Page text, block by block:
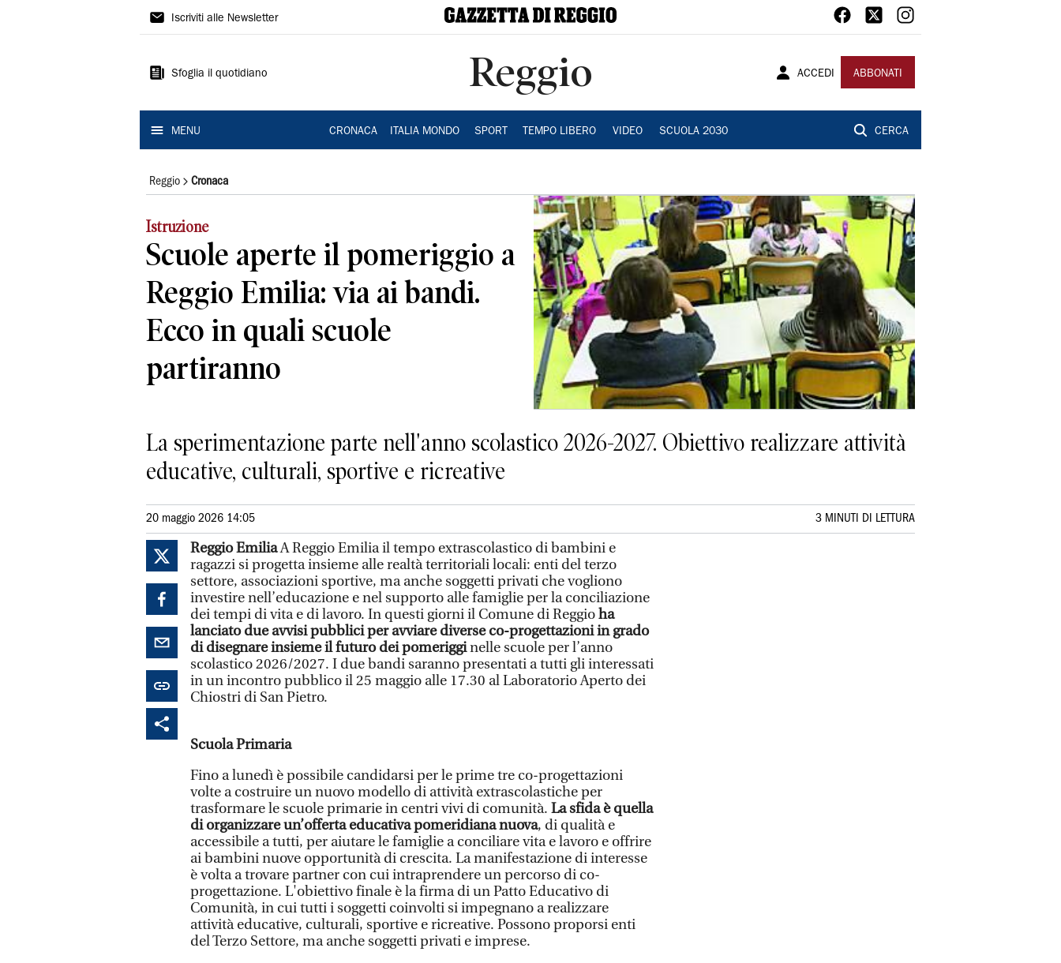
Gazzetta
Reggio
Iscriviti alle Newsletter
Sfoglia il quotidiano Reggio ACCEDI ABBONATI
MENU CRONACA ITALIA MONDO SPORT TEMPO LIBERO VIDEO SCUOLA 2030 CERCA
Reggio Cronaca
Istruzione
Scuole aperte il pomeriggio a
Reggio Emilia: via ai bandi.
Ecco in quali scuole
partiranno
La sperimentazione parte nell'anno scolastico 2026-2027. Obiettivo realizzare attività
educative, culturali, sportive e ricreative
20 maggio 2026 14:05 3 MINUTI DI LETTURA
Reggio EmiliaA Reggio Emilia il tempo extrascolastico di bambini e
ragazzi si progetta insieme alle realtà territoriali locali: enti del terzo
settore, associazioni sportive, ma anche soggetti privati che vogliono
investire nell’educazione e nel supporto alle famiglie per la conciliazione
dei tempi di vita e di lavoro. In questi giorni il Comune di Reggioha
lanciato due avvisi pubblici per avviare diverse co-progettazioni in grado
di disegnare insieme il futuro dei pomerigginelle scuole per l’anno
scolastico 2026/2027. I due bandi saranno presentati a tutti gli interessati
in un incontro pubblico il 25 maggio alle 17.30 al Laboratorio Aperto dei
Chiostri di San Pietro.
Scuola Primaria
Fino a lunedì è possibile candidarsi per le prime tre co-progettazioni
volte a costruire un nuovo modello di attività extrascolastiche per
trasformare le scuole primarie in centri vivi di comunità. La sfida è quella
di organizzare un’offerta educativa pomeridiana nuova, di qualità e
accessibile a tutti, per aiutare le famiglie a conciliare vita e lavoro e offrire
ai bambini nuove opportunità di crescita. La manifestazione di interesse
è volta a trovare partner con cui intraprendere un percorso di co-
progettazione. L'obiettivo finale è la firma di un Patto Educativo di
Comunità, in cui tutti i soggetti coinvolti si impegnano a realizzare
attività educative, culturali, sportive e ricreative. Possono proporsi enti
del Terzo Settore, ma anche soggetti privati e imprese.